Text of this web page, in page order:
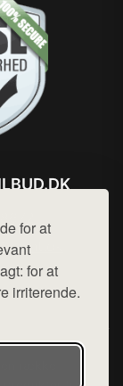
for at
for at
irriterende.
privatlivspolitik
række